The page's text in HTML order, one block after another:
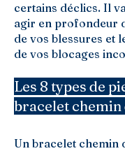
certains déclics. Il
agir en profondeur
de vos blessures et
de vos blocages
Les 8 types de
bracelet chemin
Un bracelet chemin